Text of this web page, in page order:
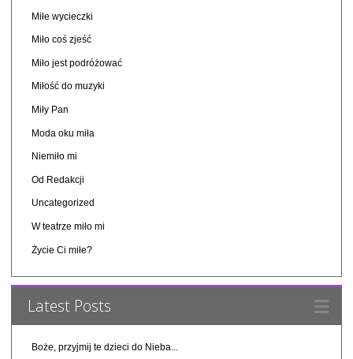
Miłe wycieczki
Miło coś zjeść
Miło jest podróżować
Miłość do muzyki
Miły Pan
Moda oku miła
Niemiło mi
Od Redakcji
Uncategorized
W teatrze miło mi
Życie Ci miłe?
Latest Posts
Boże, przyjmij te dzieci do Nieba...